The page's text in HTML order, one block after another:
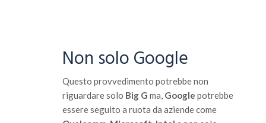
Non solo Google
Questo provvedimento potrebbe non
riguardare solo Big G ma, Google potrebbe
essere seguito a ruota da aziende come